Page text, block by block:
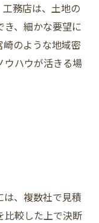
務店は、土地の
、細かな要望に
のような地域密
ウハウが活きる場
は、複数社で見積
比較した上で決断